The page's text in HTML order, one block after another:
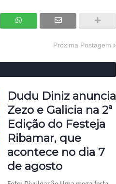
Próxima Postagem
Dudu Diniz anuncia
Zezo e Galicia na 2ª
Edição do Festeja
Ribamar, que
acontece no dia 7
de agosto